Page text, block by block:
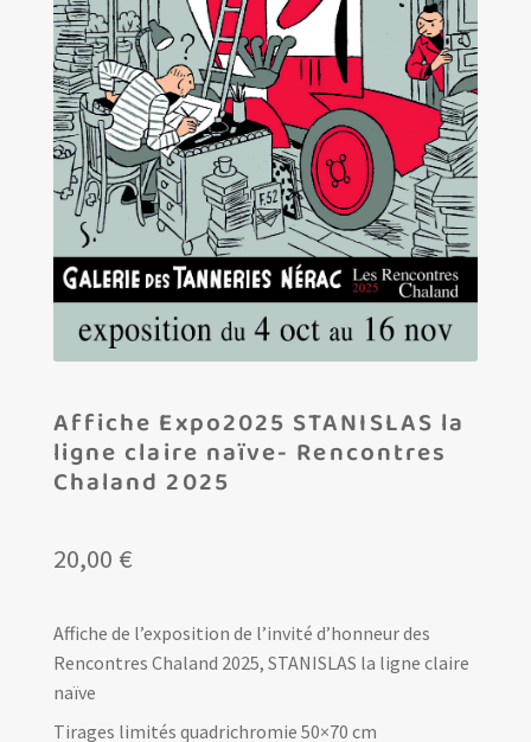
Les amis d’Yves Chaland
LUDIBD
Affiche Expo2025 STANISLAS la
ligne claire naïve- Rencontres
Chaland 2025
20,00 €
Affiche de l’exposition de l’invité d’honneur des
Rencontres Chaland 2025, STANISLAS la ligne claire
naïve
Tirages limités quadrichromie 50×70 cm